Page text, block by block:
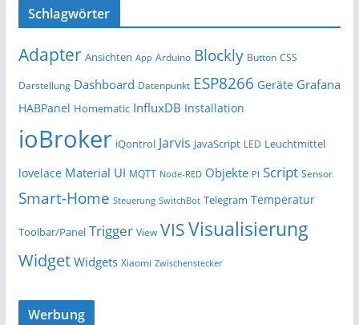
Schlagwörter
Adapter Ansichten App Arduino Blockly Button CSS
Darstellung Dashboard Datenpunkt ESP8266 Geräte Grafana
HABPanel Homematic InfluxDB Installation
ioBroker iQontrol Jarvis JavaScript LED Leuchtmittel
lovelace Material UI MQTT Node-RED Objekte PI Script Sensor
Smart-Home Steuerung SwitchBot Telegram Temperatur
Toolbar/Panel Trigger View VISVisualisierung
Widget Widgets Xiaomi Zwischenstecker
Werbung